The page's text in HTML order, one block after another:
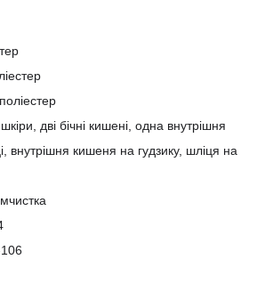
дві бічні кишені, одна внутрішня
внутрішня кишеня на гудзику, шліця на